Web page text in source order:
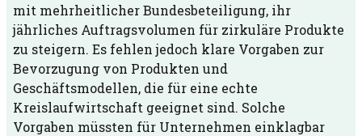
mit mehrheitlicher Bundesbeteiligung, ihr
jährliches Auftragsvolumen für zirkuläre Produkte
zu steigern. Es fehlen jedoch klare Vorgaben zur
Bevorzugung von Produkten und
Geschäftsmodellen, die für eine echte
Kreislaufwirtschaft geeignet sind. Solche
Vorgaben müssten für Unternehmen einklagbar